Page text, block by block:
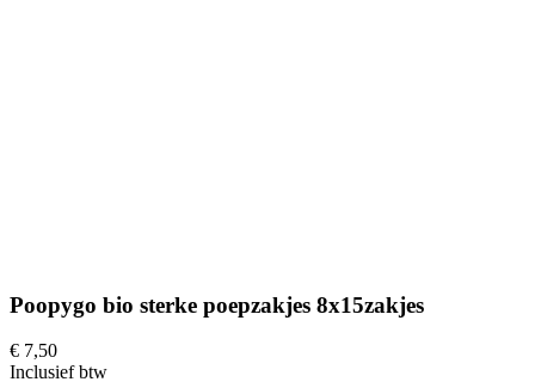
Poopygo bio sterke poepzakjes 8x15zakjes
€ 7,50
Inclusief btw